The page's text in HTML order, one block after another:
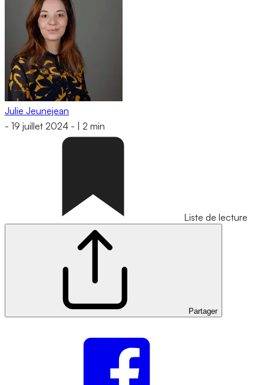
Julie Jeunejean
- 19 juillet 2024 - 2 min
Liste de lecture
Partager